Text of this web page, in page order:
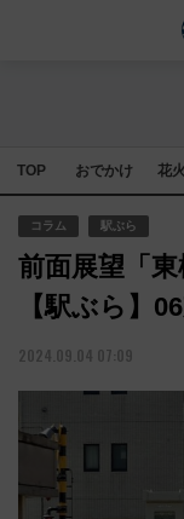
TOP おでかけ 花火
コラム 駅ぶら
前面展望「東
【駅ぶら】
2024.09.04 07:09